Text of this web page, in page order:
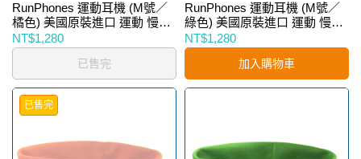
RunPhones 運動耳機 (M號／
橘色) 美國原裝進口 運動 慢跑
跑步 MP3 音樂 耳機
NT$1,280
已售完
RunPhones 運動耳機 (M號／
綠色) 美國原裝進口 運動 慢跑
跑步 MP3 音樂 耳機
NT$1,280
加入購物車
已售完